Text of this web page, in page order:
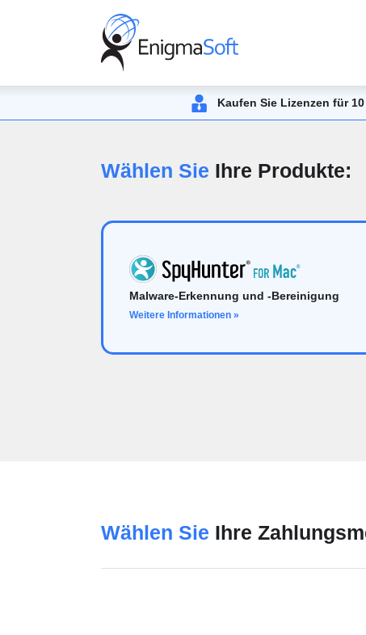
Kaufen Sie Lizenzen für
Wählen Sie Ihre Produkte:
Malware-Erkennung und -Bereinigung
Weitere Informationen »
Wählen Sie Ihre